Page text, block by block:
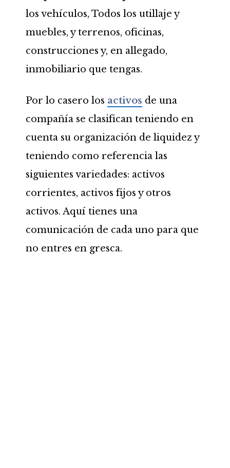
los vehículos, Todos los utillaje y
muebles, y terrenos, oficinas,
construcciones y, en allegado,
inmobiliario que tengas.
Por lo casero los activos de una
compañía se clasifican teniendo en
cuenta su organización de liquidez y
teniendo como referencia las
siguientes variedades: activos
corrientes, activos fijos y otros
activos. Aquí tienes una
comunicación de cada uno para que
no entres en gresca.